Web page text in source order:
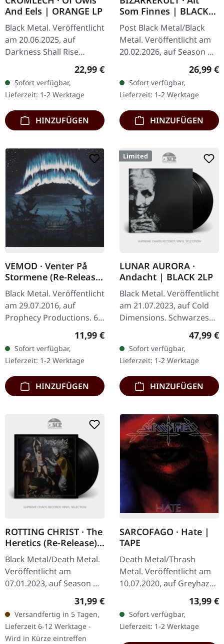
And Eels | ORANGE LP
Black Metal. Veröffentlicht
am 20.06.2025, auf
Darkness Shall Rise
Productions. Transparent
orangenes Vinyl im
Gatefold Cover mit 4-
seitigem 12"…
Regulärer Preis:
22,99 €
Sofort verfügbar,
Lieferzeit: 1-2 Werktage
HINZUFÜGEN
Som Finnes | BLACK
LP
Post Black Metal/Black
Metal. Veröffentlicht am
20.02.2026, auf Season Of
Mist Underground
Activists. Schwarzes Vinyl
im Standard-Cover mit
Insert.…
26,99 €
Sofort verfügbar,
Lieferzeit: 1-2 Werktage
HINZUFÜGEN
VEMOD · Venter På
Stormene (Re-Release)
| DIGIPAK CD
Black Metal. Veröffentlicht
am 29.07.2016, auf
Prophecy Productions. 6-
teilige Digipak, 16-seitiges
Booklet auf Norwegisch,
Englisch, Deutsch,
Album…
Regulärer Preis:
11,99 €
Sofort verfügbar,
Lieferzeit: 1-2 Werktage
HINZUFÜGEN
Limited
LUNAR AURORA ·
Andacht | BLACK 2LP
Black Metal. Veröffentlicht
am 21.07.2023, auf Cold
Dimensions. Schwarzes
Doppel-Vinyl im Gatefold
Cover mit bedruckten
Innenhüllen. Limitiert
auf…
47,99 €
Sofort verfügbar,
Lieferzeit: 1-2 Werktage
HINZUFÜGEN
ROTTING CHRIST · The
Heretics (Re-Release) |
BLACK LP
Black Metal/Death Metal.
Veröffentlicht am
07.01.2023, auf Season Of
Mist. Schwarzes Vinyl im
Gatefold-Cover. Rotting
Christ ist seit
Jahrzehnten…
Regulärer Preis:
31,99 €
Versandfertig in 5 Tagen,
Lieferzeit 6-12 Werktage -
Wird in Kürze eintreffen
SARCOFAGO · Hate |
TAPE
Death Metal/Thrash
Metal. Veröffentlicht am
10.07.2020, auf Greyhaze
Records. Musik-Kassette.
Master-Bändern
remastert. Als…
13,99 €
Sofort verfügbar,
Lieferzeit: 1-2 Werktage